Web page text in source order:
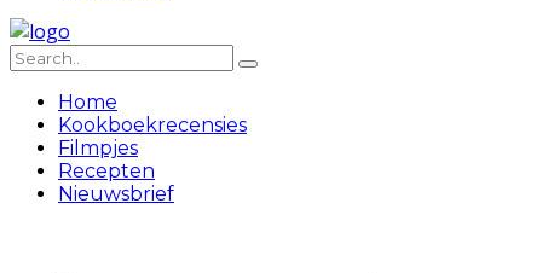
Home
Kookboekrecensies
Filmpjes
Recepten
Nieuwsbrief